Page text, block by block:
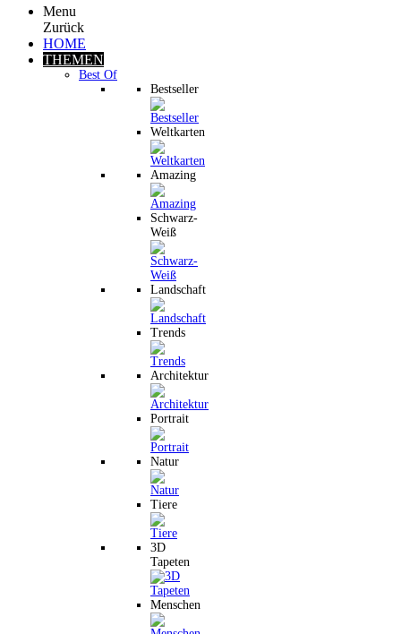
Menu
Zurück
HOME
THEMEN
Best Of
Bestseller
Weltkarten
Amazing
Schwarz-
Weiß
Landschaft
Trends
Architektur
Portrait
Natur
Tiere
3D
Tapeten
Menschen